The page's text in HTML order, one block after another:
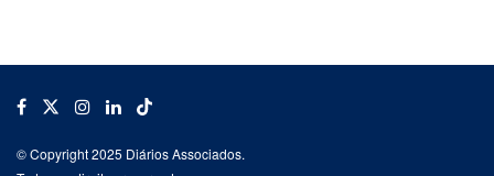
© Copyright 2025 Diários Associados.